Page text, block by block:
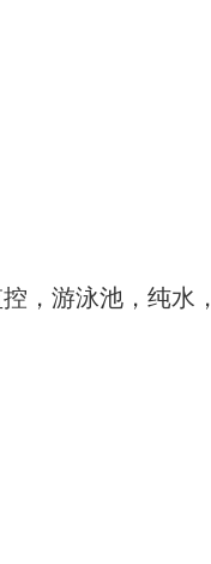
，游泳池，纯水，